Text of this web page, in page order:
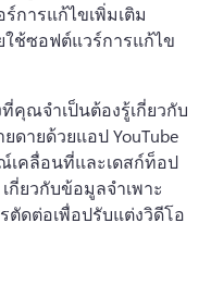
การแก้ไขเพิ่มเติม
ใช้ซอฟต์แวร์การแก้ไข
คุณจำเป็นต้องรู้เกี่ยวกับ
ยดายด้วยแอป YouTube
เคลื่อนที่และเดสก์ท็อป
กี่ยวกับข้อมูลจำเพาะ
ตัดต่อเพื่อปรับแต่งวิดีโอ